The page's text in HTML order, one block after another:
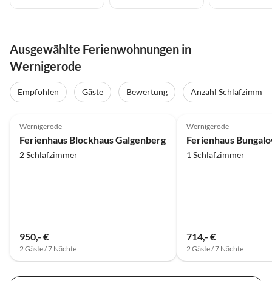
Ausgewählte Ferienwohnungen in
Wernigerode
Empfohlen Gäste Bewertung
Anzahl Schlafzimmer
Wernigerode
Ferienhaus Blockhaus Galgenberg
2 Schlafzimmer
950,- €
2 Gäste / 7 Nächte
Wernigerode
1 Schlafzimmer
714,- €
2 Gäste / 7 Nächte